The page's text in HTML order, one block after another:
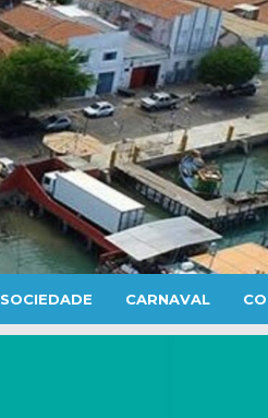
SOCIEDADE CARNAVAL